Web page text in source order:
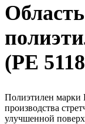
(PE
Полиэтилен марки
производства
улучшенной